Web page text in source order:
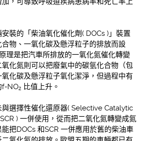
裝的「柴油氧化催化劑( DOCs )」裝置
物、一氧化碳及懸浮粒子的排放而設
理是把汽車所排放的一氧化氮催化轉變
化氮則可以把廢氣中的碳氫化合物（包
化碳及懸浮粒子氧化潔淨，但過程中有
f-NO2 比值上升。
選擇性催化還原器( Selective Catalytic
) 一併使用，從而把二氧化氮轉變成氮
把DOCs 和SCR 一併應用於舊的柴油車